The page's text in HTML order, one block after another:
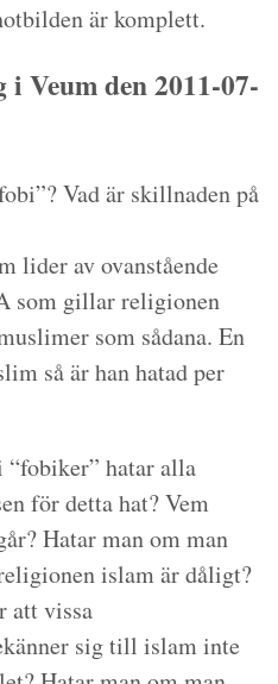
är komplett.
Veum den 2011-07-
Vad är skillnaden på
lider av ovanstående
som gillar religionen
som sådana. En
så är han hatad per
hatar alla
för detta hat? Vem
Hatar man om man
islam är dåligt?
att vissa
sig till islam inte